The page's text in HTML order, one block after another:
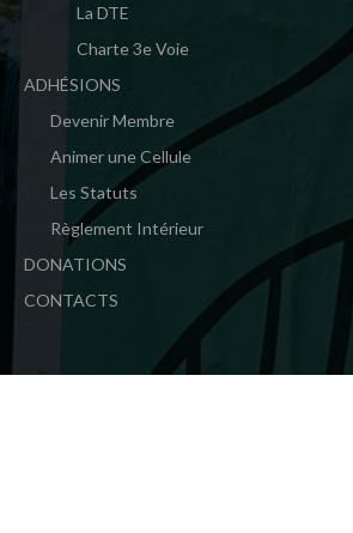
La DTE
Charte 3e Voie
ADHÉSIONS
Devenir Membre
Animer une Cellule
Les Statuts
Règlement Intérieur
DONATIONS
CONTACTS